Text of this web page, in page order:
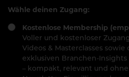
Wähle deinen Zugang:
Kostenlose Membership
Voller und kostenloser
Videos & Masterclasses
exklusiven Branchen-
– kompakt, relevant und